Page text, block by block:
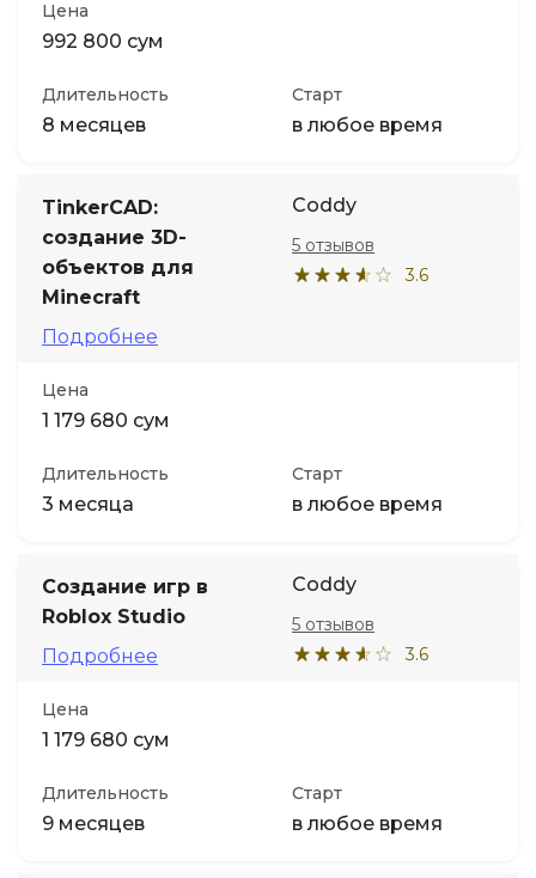
Цена
992 800 сум
Длительность
8 месяцев
Старт
в любое время
TinkerCAD:
cоздание 3D-
объектов для
Minecraft
Подробнее
Coddy
3.6
5 отзывов
Цена
1 179 680 сум
Длительность
3 месяца
Старт
в любое время
Создание игр в
Roblox Studio
Подробнее
Coddy
3.6
5 отзывов
Цена
1 179 680 сум
Длительность
9 месяцев
Старт
в любое время